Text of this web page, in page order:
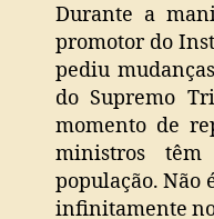
Durante a
promotor do
pediu
do Supremo
momento de
ministros
população. Não
infinitamente